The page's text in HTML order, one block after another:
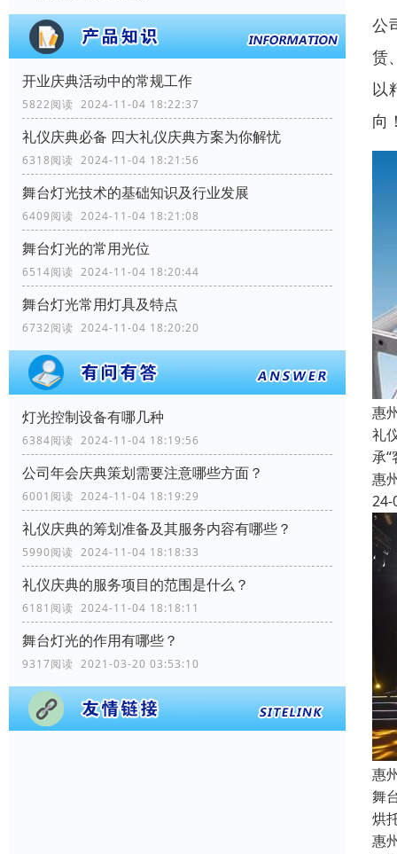
开业庆典活动中的常规工作
5822阅读 2024-11-04 18:22:37
礼仪庆典必备 四大礼仪庆典方案为你解忧
6318阅读 2024-11-04 18:21:56
舞台灯光技术的基础知识及行业发展
6409阅读 2024-11-04 18:21:08
舞台灯光的常用光位
6514阅读 2024-11-04 18:20:44
舞台灯光常用灯具及特点
6732阅读 2024-11-04 18:20:20
灯光控制设备有哪几种
6384阅读 2024-11-04 18:19:56
公司年会庆典策划需要注意哪些方面？
6001阅读 2024-11-04 18:19:29
礼仪庆典的筹划准备及其服务内容有哪些？
5990阅读 2024-11-04 18:18:33
礼仪庆典的服务项目的范围是什么？
6181阅读 2024-11-04 18:18:11
舞台灯光的作用有哪些？
9317阅读 2021-03-20 03:53:10
公
赁
以
向
惠
礼
承
惠
24-
惠
舞
烘
惠